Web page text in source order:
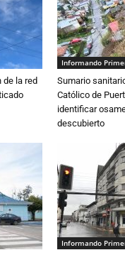
la red
Informando
Sumario
Católico de
identificar
descubierto
Informando